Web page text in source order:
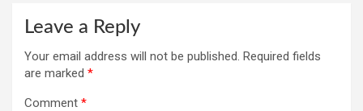
Leave a Reply
Your email address will not be published. Required fields
are marked *
Comment *